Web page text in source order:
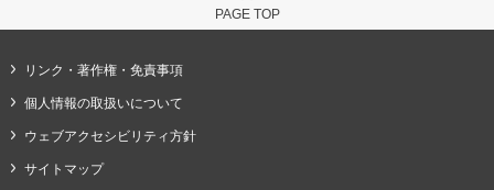
PAGE TOP
リンク・著作権・免責事項
個人情報の取扱いについて
ウェブアクセシビリティ方針
サイトマップ